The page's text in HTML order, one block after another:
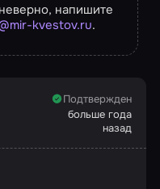
напишите
kvestov.ru.
Подтвержден
больше года
назад